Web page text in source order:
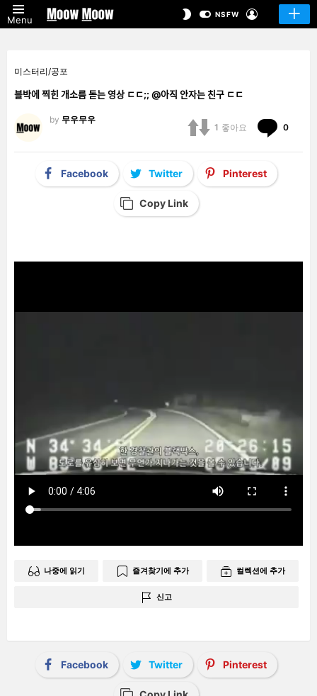
Menu
SWITCHNSFW
미스터리/공포
블박에 찍힌 개소름 돋는 영상 ㄷㄷ;; @아직 안자는 친구 ㄷㄷ
by 무우무우
1 좋아요 0
Facebook Twitter Pinterest
Copy Link
나중에 읽기 즐겨찾기에 추가 컬렉션에 추가
신고
Facebook Twitter Pinterest